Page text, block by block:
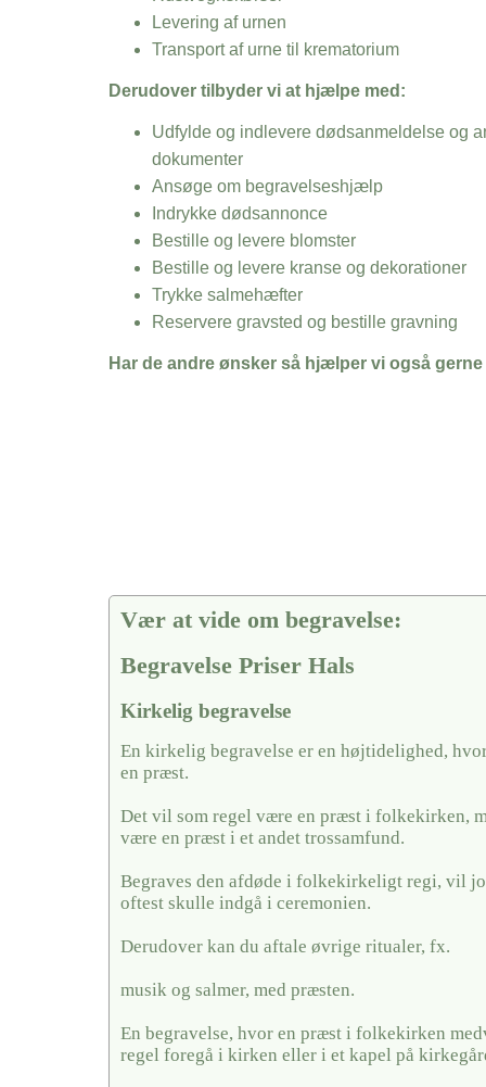
Levering af urnen
Transport af urne til krematorium
Derudover tilbyder vi at hjælpe med:
Udfylde og indlevere dødsanmeldelse og
dokumenter
Ansøge om begravelseshjælp
Indrykke dødsannonce
Bestille og levere blomster
Bestille og levere kranse og dekorationer
Trykke salmehæfter
Reservere gravsted og bestille gravning
Har de andre ønsker så hjælper vi også gerne
Vær at vide om begravelse:
Begravelse Priser Hals
Kirkelig begravelse
En kirkelig begravelse er en højtidelighed,
en præst.
Det vil som regel være en præst i folkekirken,
være en præst i et andet trossamfund.
Begraves den afdøde i folkekirkeligt regi, vil
oftest skulle indgå i ceremonien.
Derudover kan du aftale øvrige ritualer, fx.
musik og salmer, med præsten.
En begravelse, hvor en præst i folkekirken
regel foregå i kirken eller i et kapel på